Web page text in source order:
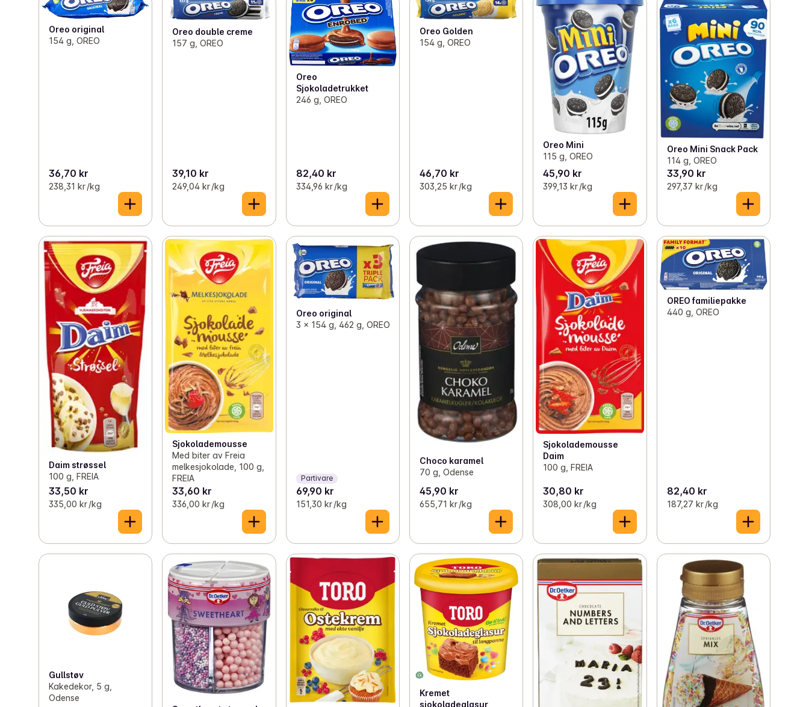
Oreo original
154 g, OREO
36,70 kr
238,31 kr /kg
Oreo double creme
157 g, OREO
39,10 kr
249,04 kr /kg
Oreo
Sjokoladetrukket
246 g, OREO
82,40 kr
334,96 kr /kg
Oreo Golden
154 g, OREO
46,70 kr
303,25 kr /kg
Oreo Mini
115 g, OREO
45,90 kr
399,13 kr /kg
Oreo Mini Snack Pack
114 g, OREO
33,90 kr
297,37 kr /kg
Daim strøssel
100 g, FREIA
33,50 kr
335,00 kr /kg
Sjokolademousse
Med biter av Freia
melkesjokolade, 100 g,
FREIA
33,60 kr
336,00 kr /kg
Oreo original
3 x 154 g, 462 g, OREO
Partivare
69,90 kr
151,30 kr /kg
Choco karamel
70 g, Odense
45,90 kr
655,71 kr /kg
Sjokolademousse
Daim
100 g, FREIA
30,80 kr
308,00 kr /kg
OREO familiepakke
440 g, OREO
82,40 kr
187,27 kr /kg
Gullstøv
Kakedekor, 5 g,
Odense
Kremet
sjokoladeglasur